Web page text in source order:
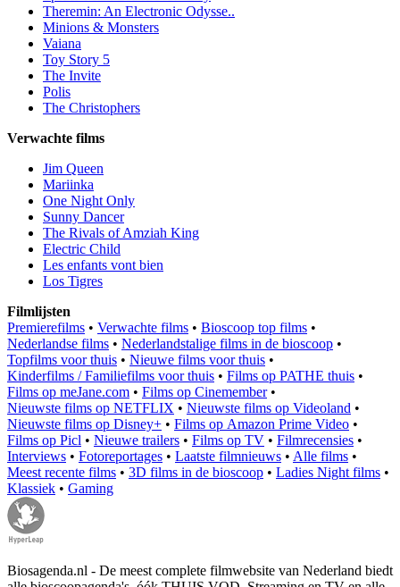
Theremin: An Electronic Odysse..
Minions & Monsters
Vaiana
Toy Story 5
The Invite
Polis
The Christophers
Verwachte films
Jim Queen
Mariinka
One Night Only
Sunny Dancer
The Rivals of Amziah King
Electric Child
Les enfants vont bien
Los Tigres
Filmlijsten
Premierefilms • Verwachte films • Bioscoop top films •
Nederlandse films • Nederlandstalige films in de bioscoop •
Topfilms voor thuis • Nieuwe films voor thuis •
Kinderfilms / Familiefilms voor thuis • Films op PATHE thuis •
Films op meJane.com • Films op Cinemember•
Nieuwste films op NETFLIX • Nieuwste films op Videoland •
Nieuwste films op Disney+ • Films op Amazon Prime Video •
Films op Picl • Nieuwe trailers • Films op TV • Filmrecensies •
Interviews • Fotoreportages • Laatste filmnieuws • Alle films •
Meest recente films • 3D films in de bioscoop • Ladies Night films •
Klassiek • Gaming
Biosagenda.nl - De meest complete filmwebsite van Nederland biedt